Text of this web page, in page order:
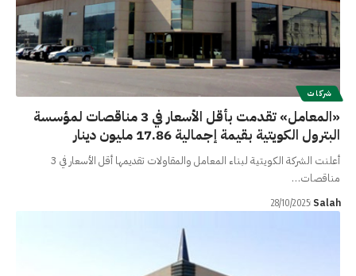
شركات
«المعامل» تقدمت بأقل الأسعار في 3 مناقصات لمؤسسة
البترول الكويتية بقيمة إجمالية 17.86 مليون دينار
أعلنت الشركة الكويتية لبناء المعامل والمقاولات تقديمها أقل الأسعار في 3
مناقصات…
Salah
28/10/2025